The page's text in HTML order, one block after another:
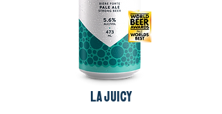
LA JUICY